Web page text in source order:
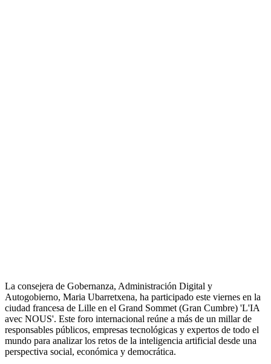
La consejera de Gobernanza, Administración Digital y
Autogobierno, Maria Ubarretxena, ha participado este viernes en la
ciudad francesa de Lille en el Grand Sommet (Gran Cumbre) 'L'IA
avec NOUS'. Este foro internacional reúne a más de un millar de
responsables públicos, empresas tecnológicas y expertos de todo el
mundo para analizar los retos de la inteligencia artificial desde una
perspectiva social, económica y democrática.